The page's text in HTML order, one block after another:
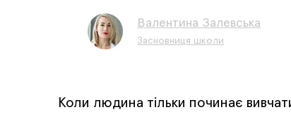
Валентина Залевська
Засновниця школи
Коли людина тільки починає